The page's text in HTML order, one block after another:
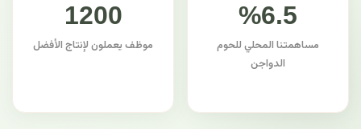
%6.5
مساهمتنا المحلي للحوم
الدواجن
1200
موظف يعملون لإنتاج الأفضل